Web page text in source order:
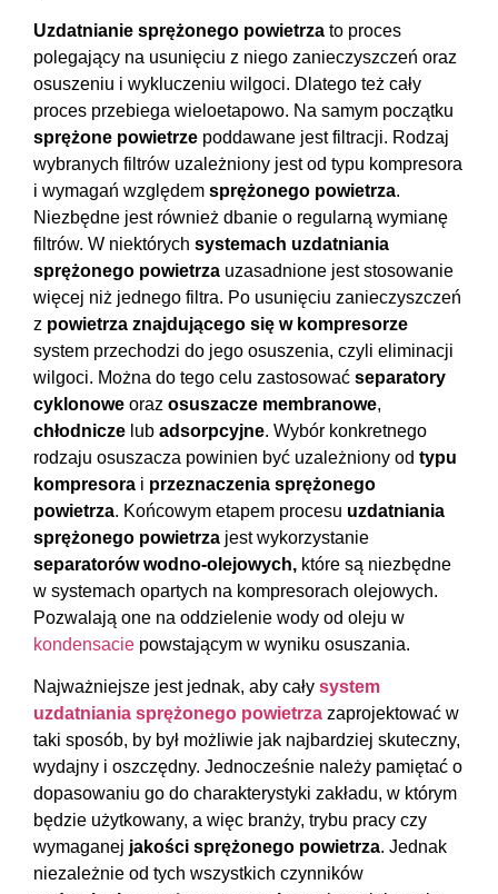
Uzdatnianie sprężonego powietrza to proces
polegający na usunięciu z niego zanieczyszczeń oraz
osuszeniu i wykluczeniu wilgoci. Dlatego też cały
proces przebiega wieloetapowo. Na samym początku
sprężone powietrze poddawane jest filtracji. Rodzaj
wybranych filtrów uzależniony jest od typu kompresora
i wymagań względem sprężonego powietrza.
Niezbędne jest również dbanie o regularną wymianę
filtrów. W niektórych systemach uzdatniania
sprężonego powietrza uzasadnione jest stosowanie
więcej niż jednego filtra. Po usunięciu zanieczyszczeń
z powietrza znajdującego się w kompresorze
system przechodzi do jego osuszenia, czyli eliminacji
wilgoci. Można do tego celu zastosować separatory
cyklonowe oraz osuszacze membranowe,
chłodnicze lub adsorpcyjne. Wybór konkretnego
rodzaju osuszacza powinien być uzależniony od typu
kompresora i przeznaczenia sprężonego
powietrza. Końcowym etapem procesu uzdatniania
sprężonego powietrza jest wykorzystanie
separatorów wodno-olejowych, które są niezbędne
w systemach opartych na kompresorach olejowych.
Pozwalają one na oddzielenie wody od oleju w
kondensacie powstającym w wyniku osuszania.
Najważniejsze jest jednak, aby cały system
uzdatniania sprężonego powietrza zaprojektować w
taki sposób, by był możliwie jak najbardziej skuteczny,
wydajny i oszczędny. Jednocześnie należy pamiętać o
dopasowaniu go do charakterystyki zakładu, w którym
będzie użytkowany, a więc branży, trybu pracy czy
wymaganej jakości sprężonego powietrza. Jednak
niezależnie od tych wszystkich czynników